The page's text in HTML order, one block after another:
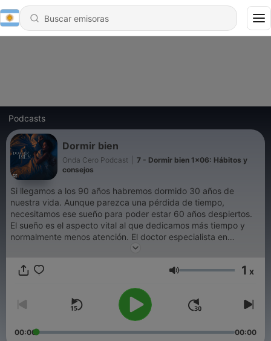
Podcasts
Dormir bien
Onda Cero Podcast
7 - Dormir bien 1x06: Hábitos y
consejos
Si llegamos a los 90 años habremos dormido 30 años de
nuestra vida. Aunque parezca una pérdida de tiempo,
necesitamos ese sueño para poder estar 60 años despiertos.
El sueño es el aspecto vital al que dedicamos más tiempo y
normalmente menos atención. El doctor especialista en
medicina del sueño, Eduard Estivill, nos da las claves para
diaria.
Volumen 1 x
00:00 00:00